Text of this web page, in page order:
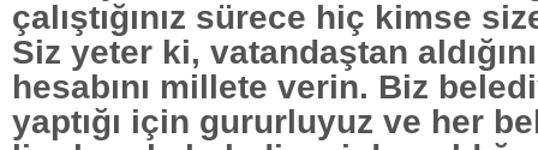
çalıştığınız sürece hiç kimse
Siz yeter ki, vatandaştan
hesabını millete verin. Biz
yaptığı için gururluyuz ve her